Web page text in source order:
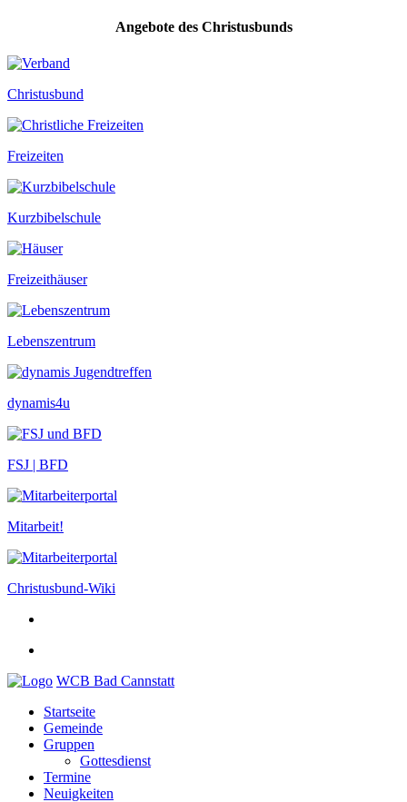
Angebote des Christusbunds
Christusbund
Freizeiten
Kurzbibelschule
Freizeithäuser
Lebenszentrum
dynamis4u
FSJ | BFD
Mitarbeit!
Christusbund-Wiki
WCB Bad Cannstatt
Startseite
Gemeinde
Gruppen
Gottesdienst
Termine
Neuigkeiten